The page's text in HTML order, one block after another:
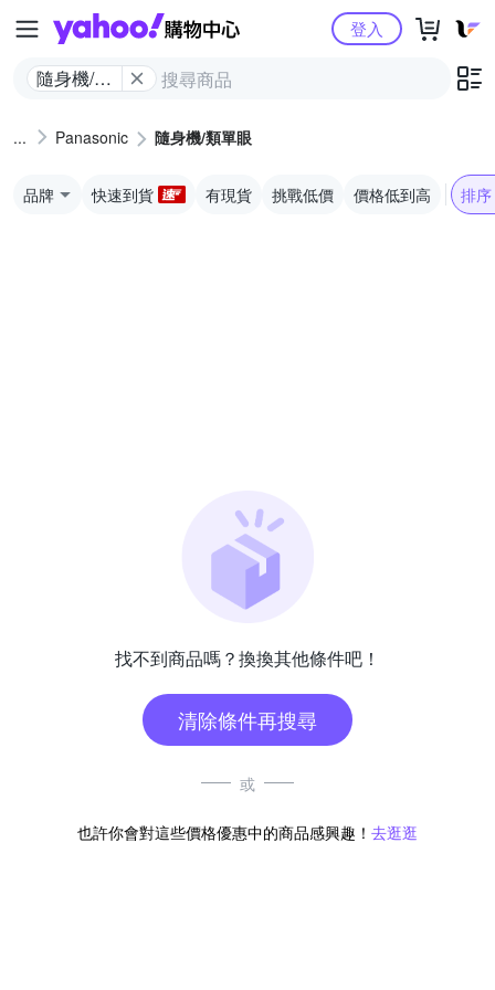
Yahoo購物中心
隨身機/類
登入
Panasonic 隨身機/類單眼
品牌 快速到貨 有現貨 挑戰低價 價格低到高 排序
找不到商品嗎？換換其他條件吧！
清除條件再搜尋
或
也許你會對這些價格優惠中的商品感興趣！ 去逛逛